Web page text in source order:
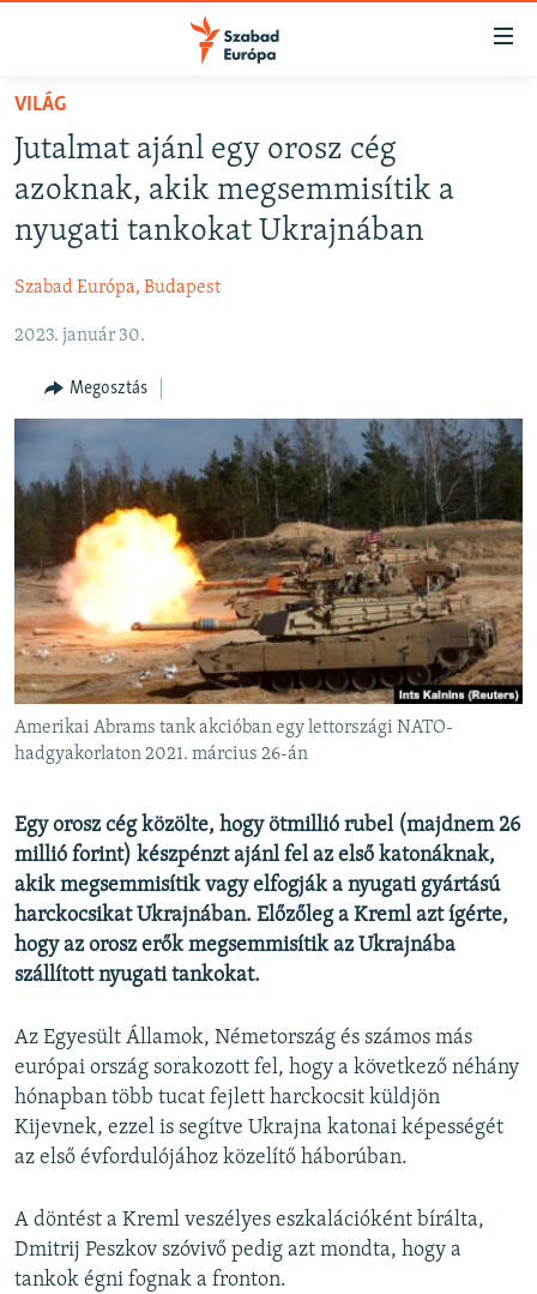
Akadálymentes
Ugrás
oldalra
tartalomjegyzékre
NAPIRENDEN
AKTUÁLIS
PODCASTOK
ELEMZŐ
NER15
SZABADON
DEMOKRÁCIA
A PÉNZ NYOMÁBAN
EURÓPAI UNIÓ
VILÁG
KLÍMAVÁLTOZÁS
A MÚLT TANULSÁGAI
KÖVESSEN MINKET!
Valamennyi RFE/RL weboldal
VILÁG
Jutalmat ajánl egy orosz cég
azoknak, akik megsemmisítik a
nyugati tankokat Ukrajnában
Szabad Európa, Budapest
2023. január 30.
Megosztás
Amerikai Abrams tank akcióban egy lettországi NATO-
hadgyakorlaton 2021. március 26-án
Egy orosz cég közölte, hogy ötmillió rubel (majdnem 26
millió forint) készpénzt ajánl fel az első katonáknak,
akik megsemmisítik vagy elfogják a nyugati gyártású
harckocsikat Ukrajnában. Előzőleg a Kreml azt ígérte,
hogy az orosz erők megsemmisítik az Ukrajnába
szállított nyugati tankokat.
Az Egyesült Államok, Németország és számos más
európai ország sorakozott fel, hogy a következő néhány
hónapban több tucat fejlett harckocsit küldjön
Kijevnek, ezzel is segítve Ukrajna katonai képességét
az első évfordulójához közelítő háborúban.
A döntést a Kreml veszélyes eszkalációként bírálta,
Dmitrij Peszkov szóvivő pedig azt mondta, hogy a
tankok égni fognak a fronton.
FELIRATKOZÁS
Spotify